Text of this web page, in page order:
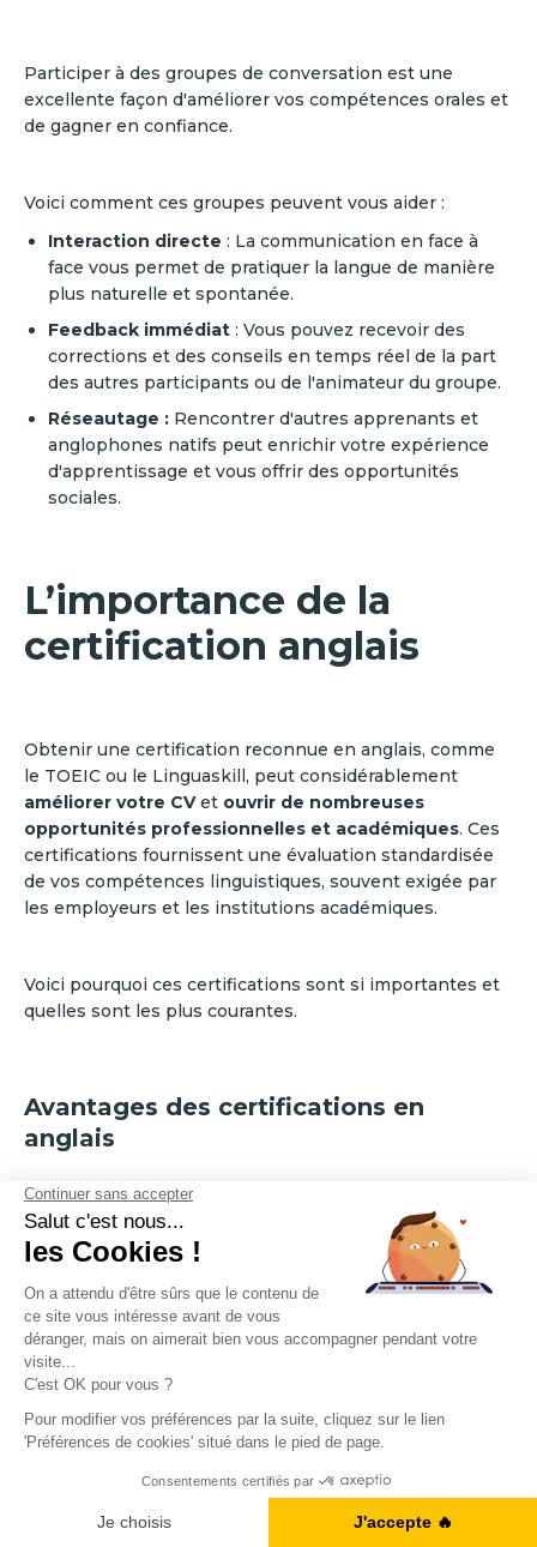
Participer à des groupes de conversation est une
excellente façon d'améliorer vos compétences orales et
de gagner en confiance.
Voici comment ces groupes peuvent vous aider :
Interaction directe : La communication en face à
face vous permet de pratiquer la langue de manière
plus naturelle et spontanée.
Feedback immédiat : Vous pouvez recevoir des
corrections et des conseils en temps réel de la part
des autres participants ou de l'animateur du groupe.
Réseautage : Rencontrer d'autres apprenants et
anglophones natifs peut enrichir votre expérience
d'apprentissage et vous offrir des opportunités
sociales.
L’importance de la
certification anglais
Obtenir une certification reconnue en anglais, comme
le TOEIC ou le Linguaskill, peut considérablement
améliorer votre CVet ouvrir de nombreuses
opportunités professionnelles et académiques. Ces
certifications fournissent une évaluation standardisée
de vos compétences linguistiques, souvent exigée par
les employeurs et les institutions académiques.
Voici pourquoi ces certifications sont si importantes et
quelles sont les plus courantes.
Avantages des certifications en
anglais
Avoir une certification aide à avoir une reconnaissance
internationale :
Crédibilité : Les certifications comme le TOEIC et le
Linguaskill sont reconnues mondialement. Elles
fournissent une preuve objective de vos
compétences en anglais, augmentant ainsi votre
académiques.
internationales pour évaluer vos compétences, ce
qui permet une comparaison directe avec d'autres